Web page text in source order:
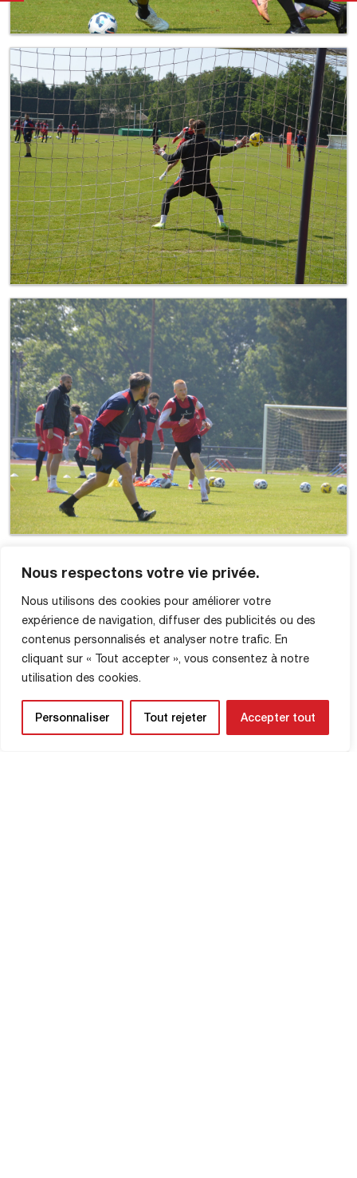
Nous respectons votre vie privée.
Nous utilisons des cookies pour améliorer votre
expérience de navigation, diffuser des publicités ou des
contenus personnalisés et analyser notre trafic. En
cliquant sur « Tout accepter », vous consentez à notre
utilisation des cookies.
Personnaliser Tout rejeter Accepter tout